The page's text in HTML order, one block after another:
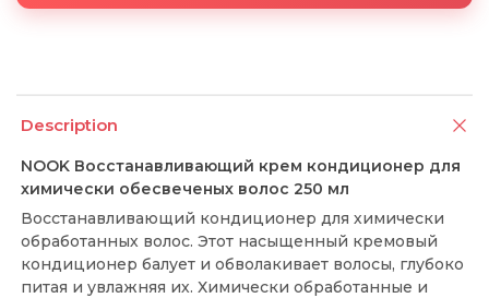
Description
NOOK Восстанавливающий крем кондиционер для
химически обесвеченых волос 250 мл
Восстанавливающий кондиционер для химически
обработанных волос. Этот насыщенный кремовый
кондиционер балует и обволакивает волосы, глубоко
питая и увлажняя их. Химически обработанные и